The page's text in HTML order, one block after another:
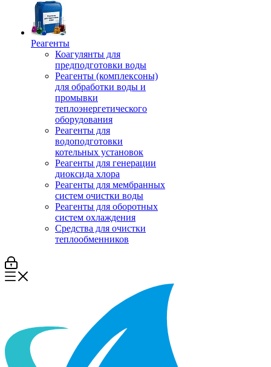
Реагенты
Коагулянты для
предподготовки воды
Реагенты (комплексоны)
для обработки воды и
промывки
теплоэнергетического
оборудования
Реагенты для
водоподготовки
котельных установок
Реагенты для генерации
диоксида хлора
Реагенты для мембранных
систем очистки воды
Реагенты для оборотных
систем охлаждения
Средства для очистки
теплообменников